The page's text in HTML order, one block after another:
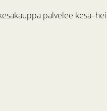
palvelee